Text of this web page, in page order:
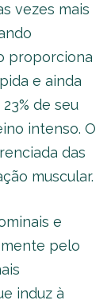
vezes mais
proporciona
e ainda
de seu
intenso. O
das
muscular.
e
pelo
induz à